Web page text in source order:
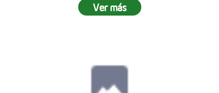
Ver más